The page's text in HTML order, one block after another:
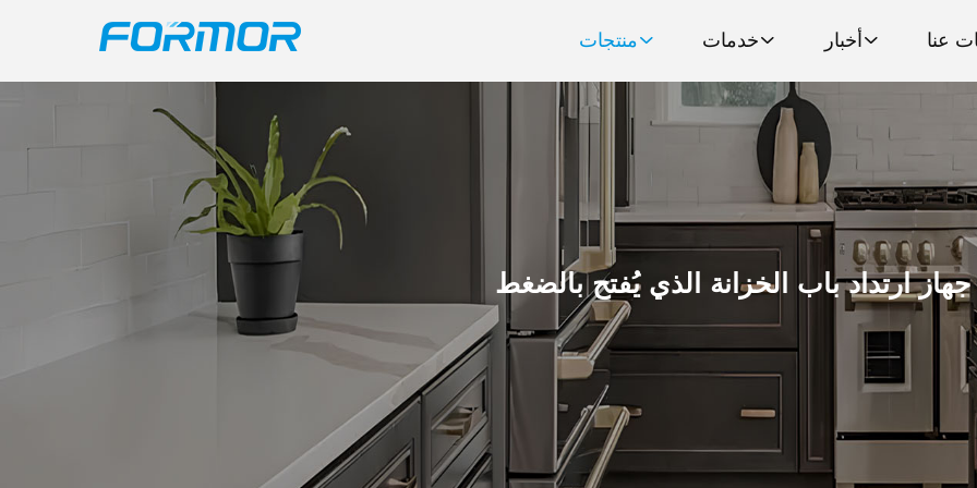
منتجات خدمات أخبار عنا
جهاز ارتداد باب الخزانة الذي يُفتح بالضغط